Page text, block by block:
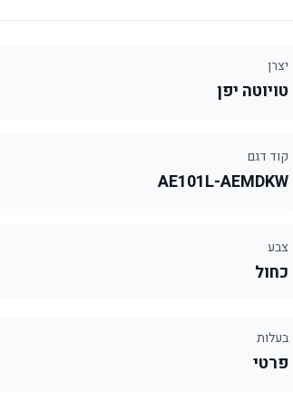
יצרן
טויוטה יפן
קוד דגם
AE101L-AEMDKW
צבע
כחול
בעלות
פרטי